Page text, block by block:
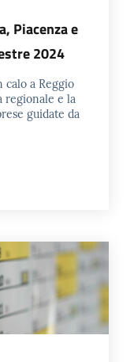
Piacenza e
2024
calo a Reggio
regionale e la
guidate da